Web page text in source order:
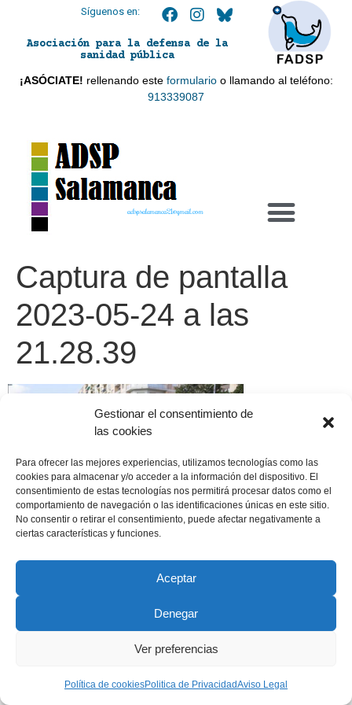
Gestionar el consentimiento de
las cookies
Para ofrecer las mejores experiencias, utilizamos tecnologías como las
cookies para almacenar y/o acceder a la información del dispositivo. El
consentimiento de estas tecnologías nos permitirá procesar datos como el
comportamiento de navegación o las identificaciones únicas en este sitio.
No consentir o retirar el consentimiento, puede afectar negativamente a
ciertas características y funciones.
Aceptar
Denegar
Ver preferencias
Política de cookiesPolitica de PrivacidadAviso Legal
Síguenos en:
Asociación para la defensa de la
sanidad pública
¡ASÓCIATE! rellenando este formularioo llamando al teléfono:
913339087
adspsalamanca21@gmail.com
Captura de pantalla
2023-05-24 a las
21.28.39
reservados